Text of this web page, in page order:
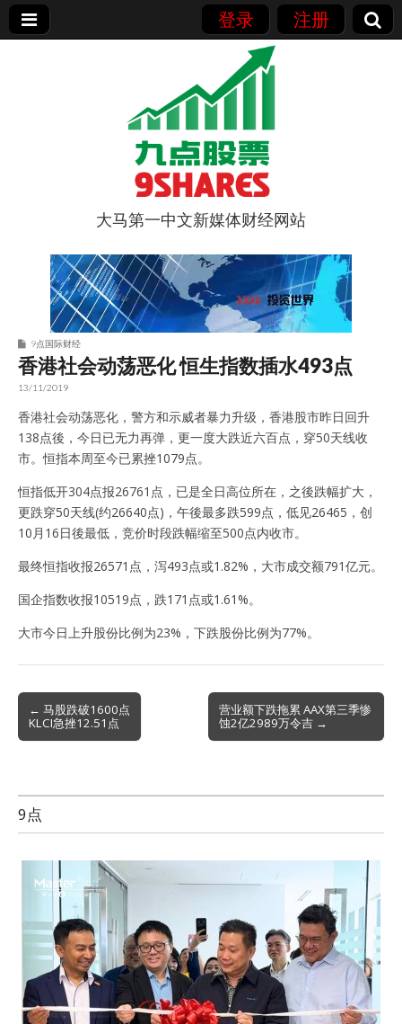
登录 注册
9点股票
大马第一中文新媒体财经网站
9点国际财经
香港社会动荡恶化 恒生指数插水493点
13/11/2019
香港社会动荡恶化，警方和示威者暴力升级，香港股市昨日回升
138点後，今日已无力再弹，更一度大跌近六百点，穿50天线收
市。恒指本周至今已累挫1079点。
恒指低开304点报26761点，已是全日高位所在，之後跌幅扩大，
更跌穿50天线(约26640点)，午後最多跌599点，低见26465，创
10月16日後最低，竞价时段跌幅缩至500点内收市。
最终恒指收报26571点，泻493点或1.82%，大市成交额791亿元。
国企指数收报10519点，跌171点或1.61%。
大市今日上升股份比例为23%，下跌股份比例为77%。
Post
navigation
← 马股跌破1600点
KLCI急挫12.51点
营业额下跌拖累 AAX第三季惨
蚀2亿2989万令吉 →
9点